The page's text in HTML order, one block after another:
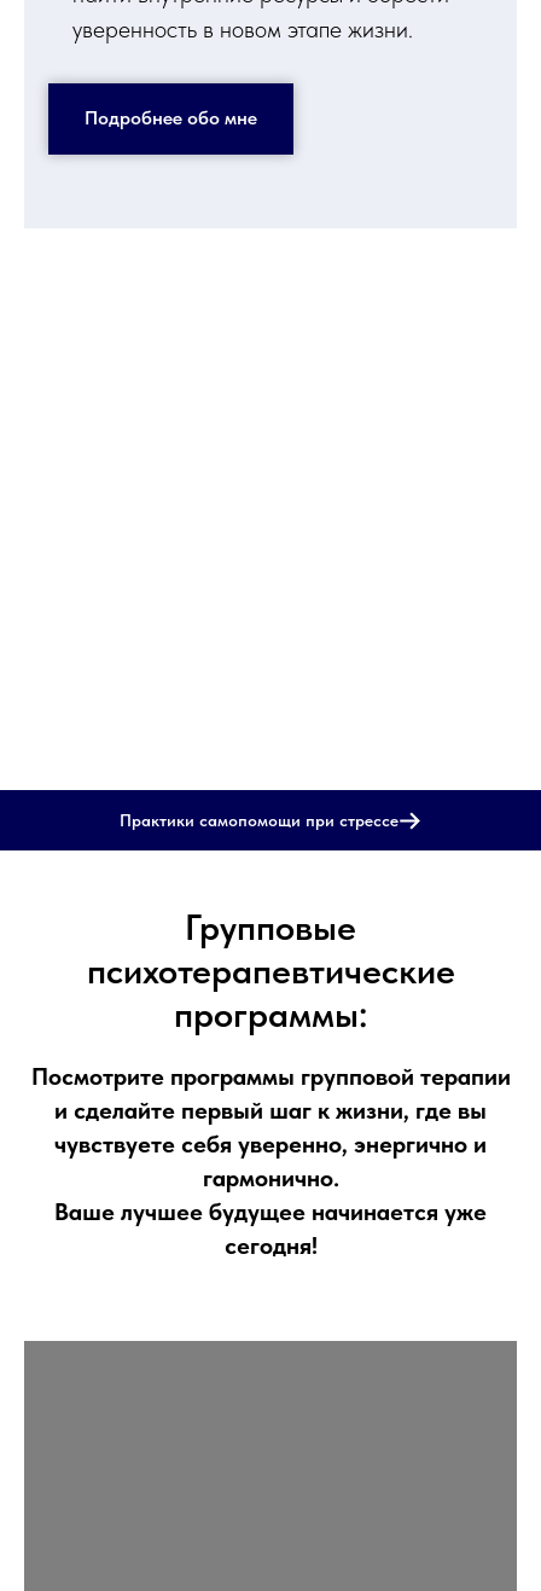
уверенность в новом этапе жизни.
Подробнее обо мне
Практики самопомощи при стрессе
Групповые
психотерапевтические
программы:
Посмотрите программы групповой терапии
и сделайте первый шаг к жизни, где вы
чувствуете себя уверенно, энергично и
гармонично.
Ваше лучшее будущее начинается уже
сегодня!